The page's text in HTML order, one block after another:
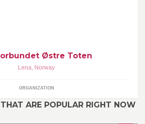
Østre Toten
Lena, Norway
ORGANIZATION
ARE POPULAR RIGHT NOW